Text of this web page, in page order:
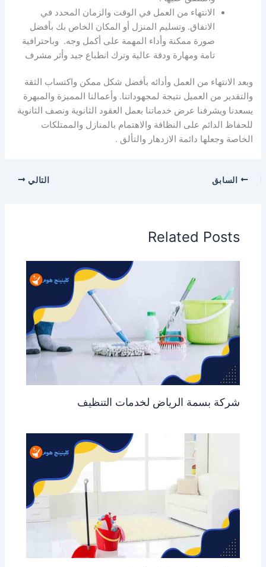
الانتهاء من العمل في الوقت والزمان المحدد في
الاتفاق. وتسليم المنزل أو المكان الخاص بك بأفضل
صورة ممكنة وأداء المهمة على أكمل وجه. وباحترافية
تامة ومهارة ودقة عالية وترك انطباع جيد وأثر مشرف
وبعد الانتهاء من العمل وأدائه بأفضل شكل ممكن واكتساب الثقة
والتقدير من العميل نتيجة لمجهوداتنا. وأعمالنا المميزة والمبهرة
يسعدنا ويشرفنا عرض خدماتنا بعمل العقود الثانوية ونصف الثانوية
للحفاظ الدائم على النظافة والاهتمام بالمنازل والممتلكات
الخاصة وجعلها دائمة الازدهار والتألق .
السابق التالي
Related Posts
شركة بسمة الرياض لخدمات التنظيف